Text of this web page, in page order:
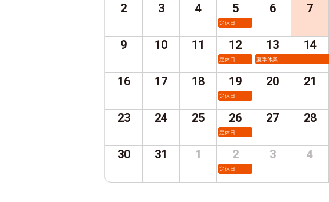
2 3 4 5
定休日
6 7
9 10 11 12
定休日
13
夏季休業
14
16 17 18 19
定休日
20 21
23 24 25 26
定休日
27 28
30 31 1 2
定休日
3 4